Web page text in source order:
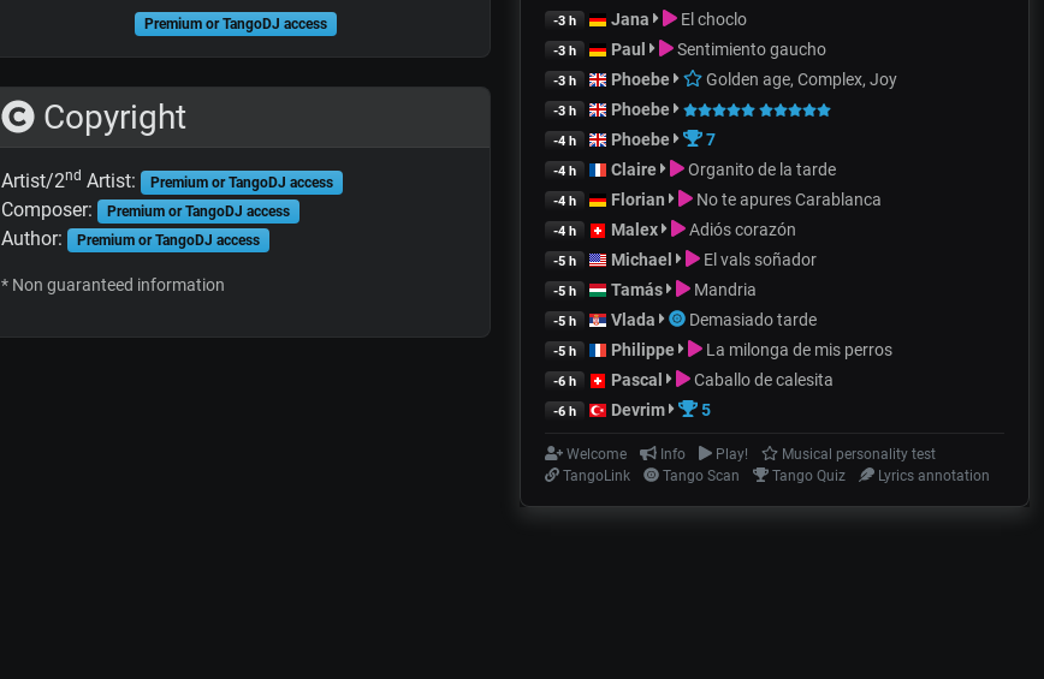
Premium or TangoDJ access
Copyright
Artist/2nd Artist: Premium or TangoDJ access
Composer: Premium or TangoDJ access
Author: Premium or TangoDJ access
* Non guaranteed information
-3 h Jana El choclo
-3 h Paul Sentimiento gaucho
-3 h Phoebe Golden age, Complex, Joy
-3 h Phoebe
-4 h Phoebe 7
-4 h Claire Organito de la tarde
-4 h Florian No te apures Carablanca
-4 h Malex Adiós corazón
-5 h Michael El vals soñador
-5 h Tamás Mandria
-5 h Vlada Demasiado tarde
-5 h Philippe La milonga de mis perros
-6 h Pascal Caballo de calesita
-6 h Devrim 5
Welcome Info Play!
Musical personality test
TangoLink
Tango Scan Tango Quiz Lyrics annotation